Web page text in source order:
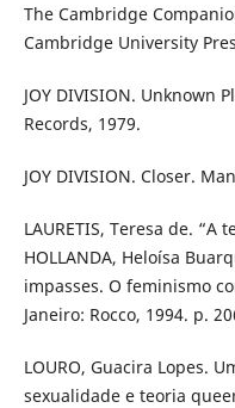
The Cambridge
Cambridge University
JOY DIVISION. Unknown
Records, 1979.
JOY DIVISION. Closer.
LAURETIS, Teresa de.
HOLLANDA, Heloísa
impasses. O feminismo
Janeiro: Rocco, 1994. p.
LOURO, Guacira Lopes.
sexualidade e teoria